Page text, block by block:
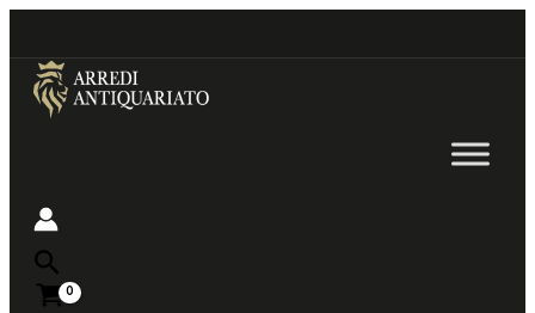
to
content
Near